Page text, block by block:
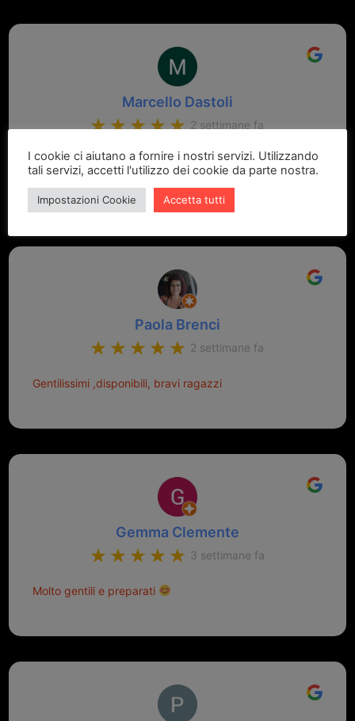
Marcello Dastoli
2 settimane fa
GRANDE PROFESSIONALITA' E DISPONIBILITA' - UN
VERO PUNTO DI RIFERIMENTO PER LA ZONA
Paola Brenci
2 settimane fa
Gentilissimi ,disponibili, bravi ragazzi
Gemma Clemente
3 settimane fa
Molto gentili e preparati
I cookie ci aiutano a fornire i nostri servizi. Utilizzando
tali servizi, accetti l'utilizzo dei cookie da parte nostra.
Impostazioni Cookie Accetta tutti